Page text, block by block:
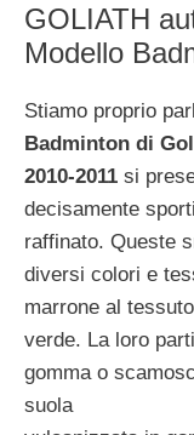
GOLIATH
Modello
Stiamo proprio
Badminton di
2010-2011 si
decisamente
raffinato. Queste
diversi colori e
marrone al
verde. La loro
gomma o
suola